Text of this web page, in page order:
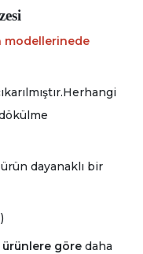
modellerinede
dayanaklı bir
göre daha